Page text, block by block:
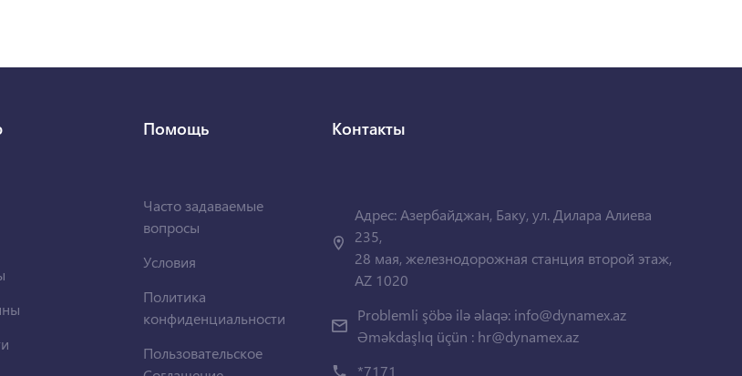
Помощь
Часто задаваемые
вопросы
Условия
Политика
конфиденциальности
Пользовательское
Контакты
Адрес: Азербайджан, Баку, ул. Дилара Алиева
235,
28 мая, железнодорожная станция второй этаж,
AZ 1020
Problemli şöbə ilə əlaqə: info@dynamex.az
Əməkdaşlıq üçün : hr@dynamex.az
*7171